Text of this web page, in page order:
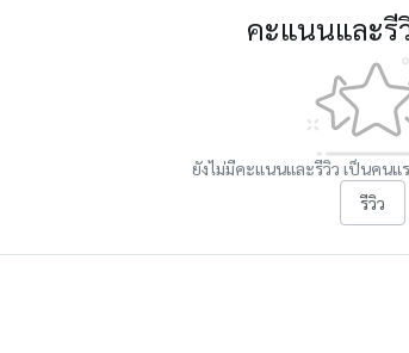
คะแนนและรี
ยังไม่มีคะแนนและรีวิว เป็นคน
รีวิว